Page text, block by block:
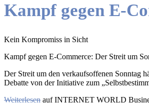
Kampf gegen E-
Kein Kompromiss in Sicht
Kampf gegen E-Commerce: Der Streit um
Der Streit um den verkaufsoffenen Sonntag
Debatte von der Initiative zum
Weiterlesen auf INTERNET WORLD